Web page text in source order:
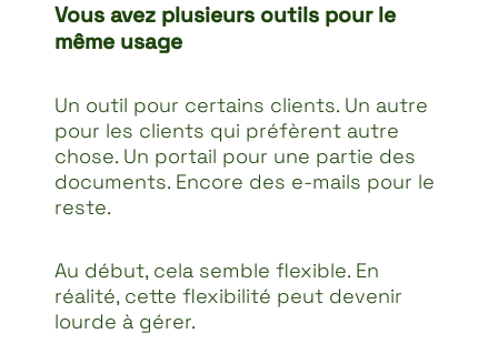
Vous avez plusieurs outils pour le
même usage
Un outil pour certains clients. Un autre
pour les clients qui préfèrent autre
chose. Un portail pour une partie des
documents. Encore des e-mails pour le
reste.
Au début, cela semble flexible. En
réalité, cette flexibilité peut devenir
lourde à gérer.